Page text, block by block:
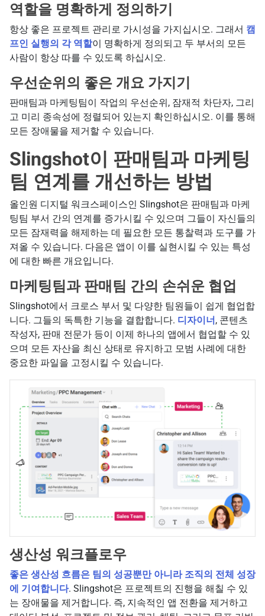
역할을 명확하게 정의하기
항상 좋은 프로젝트 관리로 가시성을 가지십시오. 그래서 캠
프인 실행의 각 역할이 명확하게 정의되고 두 부서의 모든
사람이 항상 따를 수 있도록 하십시오.
우선순위의 좋은 개요 가지기
판매팀과 마케팅팀이 작업의 우선순위, 잠재적 차단자, 그리
고 미리 종속성에 정렬되어 있는지 확인하십시오. 이를 통해
모든 장애물을 제거할 수 있습니다.
Slingshot이 판매팀과 마케팅
팀 연계를 개선하는 방법
올인원 디지털 워크스페이스인 Slingshot은 판매팀과 마케
팅팀 부서 간의 연계를 증가시킬 수 있으며 그들이 자신들의
모든 잠재력을 해제하는 데 필요한 모든 통찰력과 도구를 가
져올 수 있습니다. 다음은 앱이 이를 실현시킬 수 있는 특성
에 대한 빠른 개요입니다.
마케팅팀과 판매팀 간의 손쉬운 협업
Slingshot에서 크로스 부서 및 다양한 팀원들이 쉽게 협업합
니다. 그들의 독특한 기능을 결합합니다. 디자이너, 콘텐츠
작성자, 판매 전문가 등이 이제 하나의 앱에서 협업할 수 있
으며 모든 자산을 최신 상태로 유지하고 모범 사례에 대한
중요한 파일을 고정시킬 수 있습니다.
생산성 워크플로우
좋은 생산성 흐름은 팀의 성공뿐만 아니라 조직의 전체 성장
에 기여합니다. Slingshot은 프로젝트의 진행을 해칠 수 있
는 장애물을 제거합니다. 즉, 지속적인 앱 전환을 제거하고